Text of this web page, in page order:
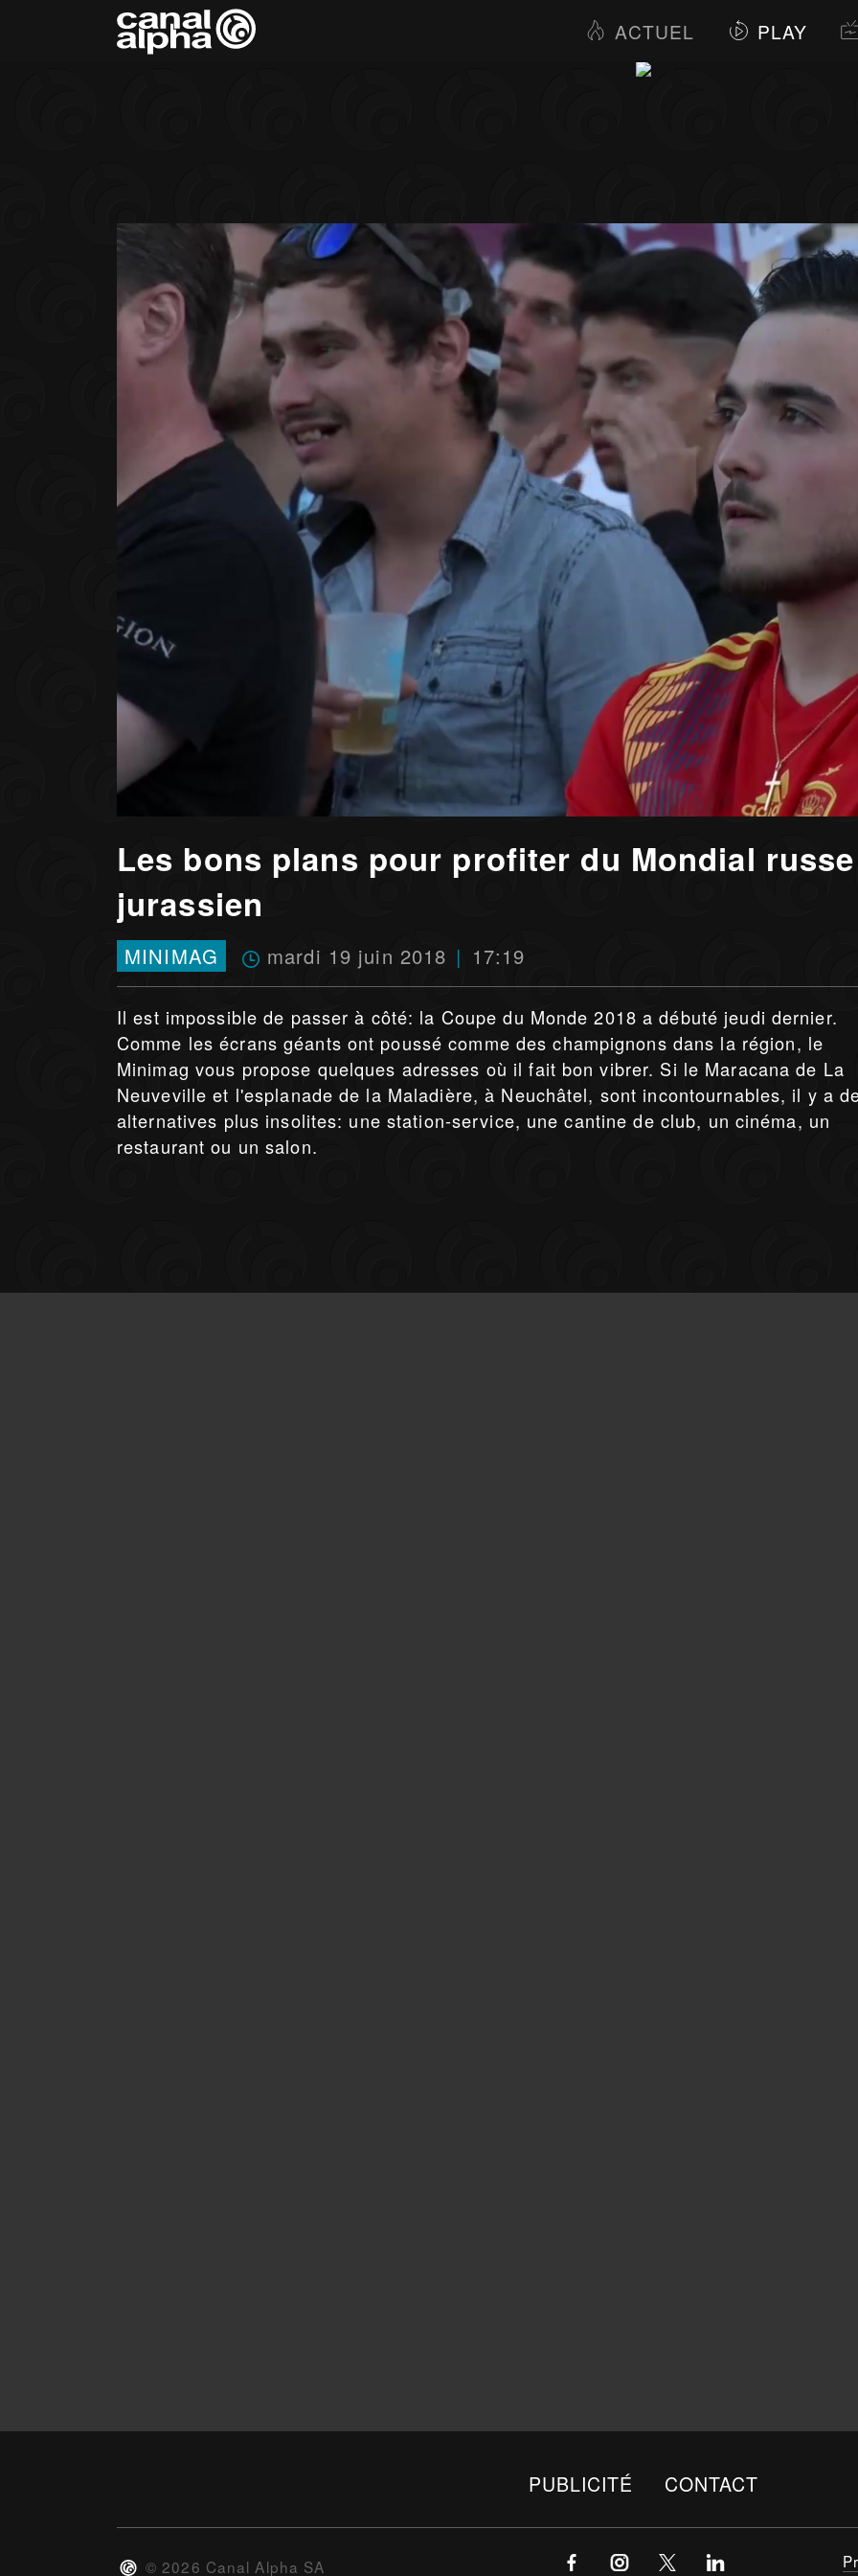
ACTUEL PLAY
Les bons plans pour profiter du Mondial
jurassien
MINIMAG mardi 19 juin 2018 17:19
Il est impossible de passer à côté: la Coupe du Monde 2018 a débuté jeudi dernier.
Comme les écrans géants ont poussé comme des champignons dans la région, le
Minimag vous propose quelques adresses où il fait bon vibrer. Si le Maracana de La
Neuveville et l'esplanade de la Maladière, à Neuchâtel, sont incontournables, il y a
alternatives plus insolites: une station-service, une cantine de club, un cinéma, un
restaurant ou un salon.
PUBLICITÉ CONTACT
© 2026 Canal Alpha SA